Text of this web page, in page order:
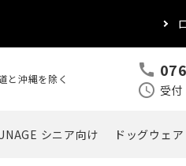
と沖縄を除く call
schedule 受
シニア向け ドッグウェア